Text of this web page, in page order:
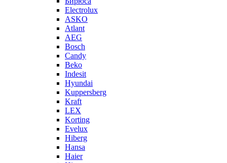
Electrolux
ASKO
Atlant
AEG
Bosch
Candy
Beko
Indesit
Hyundai
Kuppersberg
Kraft
LEX
Korting
Evelux
Hiberg
Hansa
Haier